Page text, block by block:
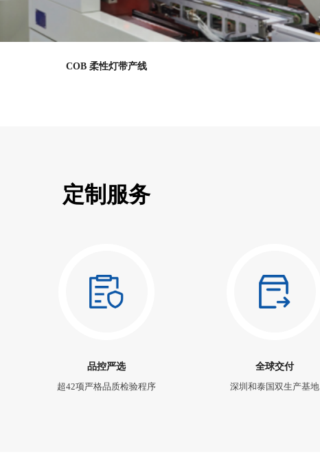
SMD 柔性灯带产线
定制服务
品控严选
超42项严格品质检验程序
全球交付
深圳和泰国双生产基地